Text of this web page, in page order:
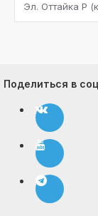
Эл. Оттайка P
Поделиться в